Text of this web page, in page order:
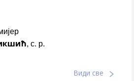
, с. р.
Види све